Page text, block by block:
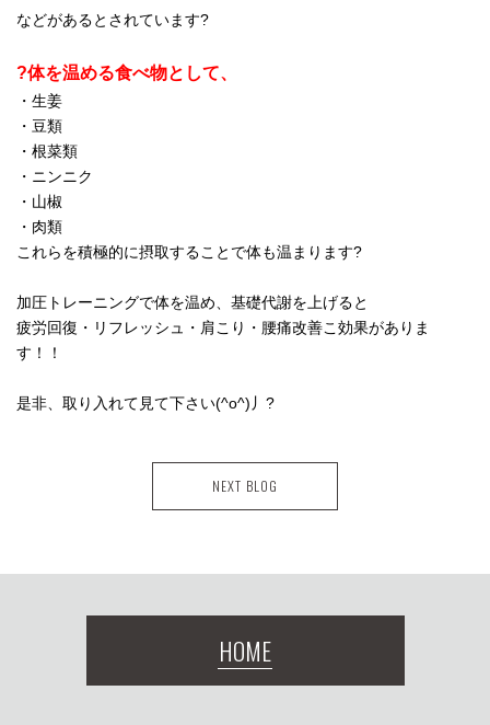
などがあるとされています?
?体を温める食べ物として、
・生姜
・豆類
・根菜類
・ニンニク
・山椒
・肉類
これらを積極的に摂取することで体も温まります?
加圧トレーニングで体を温め、基礎代謝を上げると
疲労回復・リフレッシュ・肩こり・腰痛改善こ効果がありま
す！！
是非、取り入れて見て下さい(^o^)丿?
NEXT BLOG
HOME